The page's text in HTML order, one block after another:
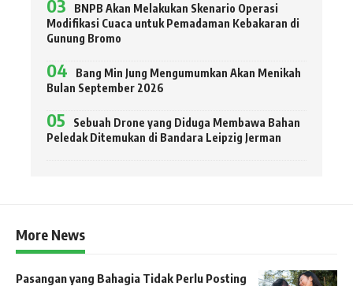
BNPB Akan Melakukan Skenario Operasi
Modifikasi Cuaca untuk Pemadaman Kebakaran di
Gunung Bromo
Bang Min Jung Mengumumkan Akan Menikah
Bulan September 2026
Sebuah Drone yang Diduga Membawa Bahan
Peledak Ditemukan di Bandara Leipzig Jerman
More News
Pasangan yang Bahagia Tidak Perlu Posting